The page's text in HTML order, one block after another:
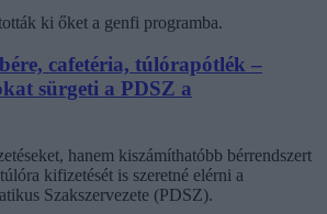
ki őket a genfi programba.
cafetéria, túlórapótlék –
sürgeti a PDSZ a
hanem kiszámíthatóbb bérrendszert
kifizetését is szeretné elérni a
Szakszervezete (PDSZ).